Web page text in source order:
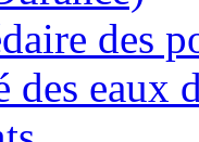
des
des eaux